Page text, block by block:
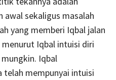
sekaligus masalah
yang memberi Iqbal jalan
Iqbal intuisi diri
Iqbal
telah mempunyai intuisi